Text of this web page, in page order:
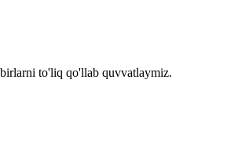
to'liq qo'llab quvvatlaymiz.